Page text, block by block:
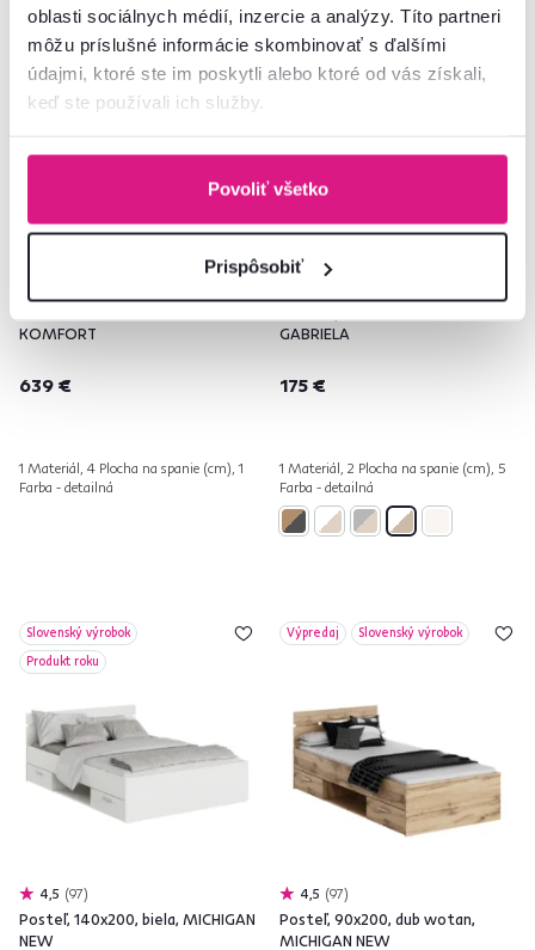
oblasti sociálnych médií, inzercie a analýzy. Títo partneri
môžu príslušné informácie skombinovať s ďalšími
údajmi, ktoré ste im poskytli alebo ktoré od vás získali,
keď ste používali ich služby.
Povoliť všetko
Prispôsobiť
KOMFORT
639 €
1 Materiál, 4 Plocha na spanie (cm), 1
Farba - detailná
4,7 63
GABRIELA
175 €
1 Materiál, 2 Plocha na spanie (cm), 5
Farba - detailná
Slovenský výrobok
Produkt roku
4,5 97
Posteľ, 140x200, biela, MICHIGAN
NEW
Výpredaj Slovenský výrobok
4,5 97
Posteľ, 90x200, dub wotan,
MICHIGAN NEW